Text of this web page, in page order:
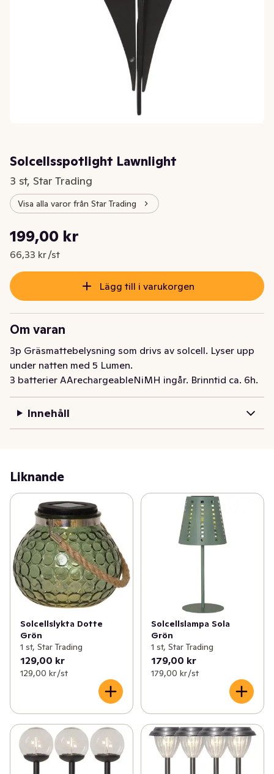
Solcellsspotlight Lawnlight
3 st, Star Trading
Visa alla varor från Star Trading
Nuvarande pris är: 199,00 kr
199,00 kr
66,33 kr /st
Styckpris: 66,33 kr /st
Lägg till i varukorgen
Om varan
3p Gräsmattebelysning som drivs av solcell. Lyser upp
under natten med 5 Lumen.
3 batterier AArechargeableNiMH ingår. Brinntid ca. 6h.
Innehåll
Liknande
Solcellslykta Dotte
Grön
1 st, Star Trading
129,00 kr
129,00 kr /st
Solcellslampa Sola
Grön
1 st, Star Trading
179,00 kr
179,00 kr /st